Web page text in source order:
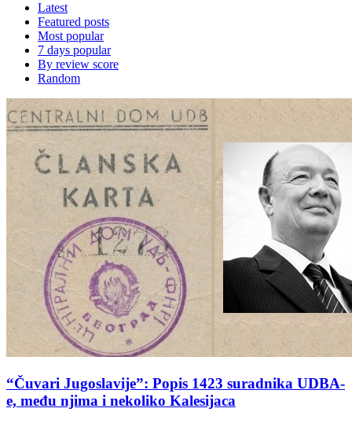
Latest
Featured posts
Most popular
7 days popular
By review score
Random
“Čuvari Jugoslavije”: Popis 1423 suradnika UDBA-
e, među njima i nekoliko Kalesijaca